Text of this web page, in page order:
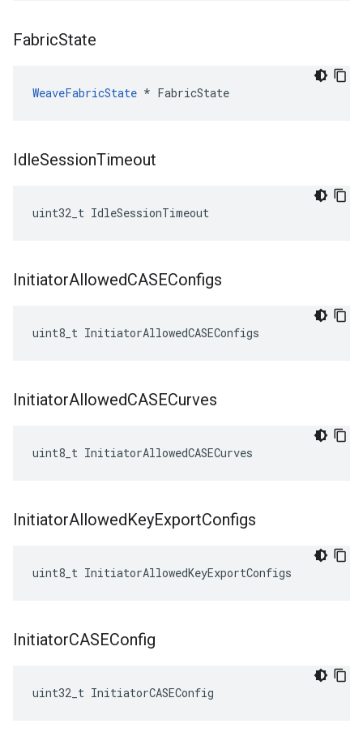
FabricState
WeaveFabricState * FabricState
IdleSessionTimeout
uint32_t IdleSessionTimeout
InitiatorAllowedCASEConfigs
uint8_t InitiatorAllowedCASEConfigs
InitiatorAllowedCASECurves
uint8_t InitiatorAllowedCASECurves
InitiatorAllowedKeyExportConfigs
uint8_t InitiatorAllowedKeyExportConfigs
InitiatorCASEConfig
uint32_t InitiatorCASEConfig